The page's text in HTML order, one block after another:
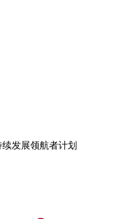
发展领航者计划